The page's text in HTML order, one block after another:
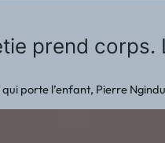
prend corps.
porte l’enfant, Pierre